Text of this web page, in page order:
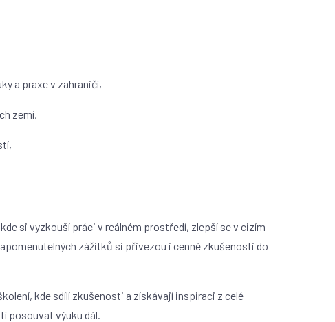
a praxe v zahraničí,
zemí,
si vyzkouší práci v reálném prostředí, zlepší se v cizím
zážitků si přivezou i cenné zkušenosti do
kde sdílí zkušenosti a získávají inspiraci z celé
posouvat výuku dál.